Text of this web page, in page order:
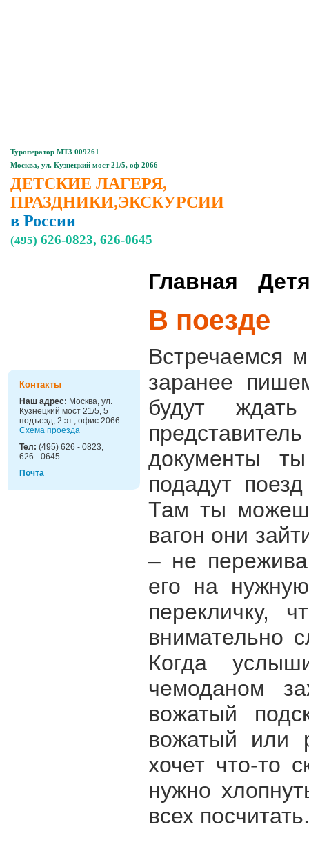
Туроператор МТ3 009261
Москва, ул. Кузнецкий мост 21/5, оф 2066
ДЕТСКИЕ ЛАГЕРЯ,
ПРАЗДНИКИ,ЭКСКУРСИИ
в России
(495) 626-0823, 626-0645
Контакты
Наш адрес: Москва, ул.
Кузнецкий мост 21/5, 5
подъезд, 2 эт., офис 2066
Схема проезда
Тел: (495) 626 - 0823,
626 - 0645
Почта
Главная
В поезде
Встречаемся
заранее
будут
документы
подадут
Там ты
вагон они
– не
его на
перекличку,
внимательно
Когда
чемоданом
вожатый
вожатый или
хочет что-то
нужно
всех посчитать.